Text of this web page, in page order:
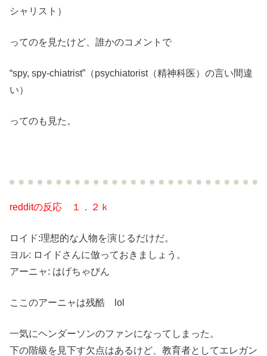
シャリスト）
ってのを見たけど、誰かのコメントで
“spy, spy-chiatrist”（psychiatorist（精神科医）の言い間違
い）
ってのも見た。
redditの反応 １．２ｋ
ロイド:理想的な人物を演じるだけだ。
ヨル: ロイドさんに倣っておきましょう。
アーニャ: はげちゃびん
ここのアーニャは残酷 lol
一気にヘンダーソンのファンになってしまった。
下の階級を見下す欠点はあるけど、教育者としてエレガン